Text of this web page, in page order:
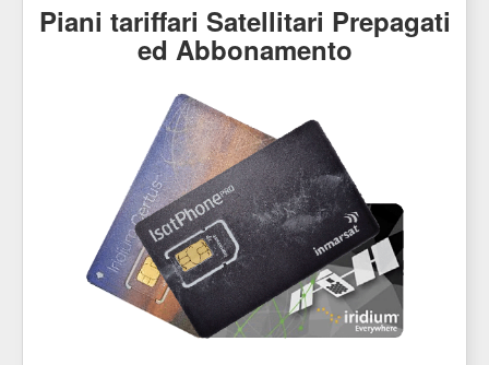
Piani tariffari Satellitari Prepagati
ed Abbonamento